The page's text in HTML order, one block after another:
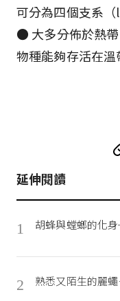
可分為四個支系（
● 大多分佈於熱
物種能夠存活在溫
延伸閱讀
1 胡蜂與螳螂的化
2 熟悉又陌生的麗